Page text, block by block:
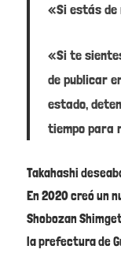
«Si estás de
«Si te
de publicar
estado,
tiempo para
Takahashi
En 2020 creó un
Shobozan
la prefectura de